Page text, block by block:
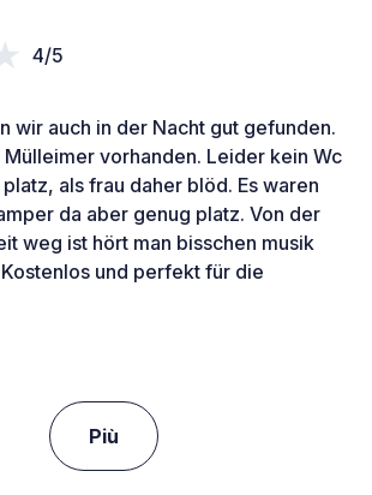
4/5
wir auch in der Nacht gut gefunden.
Mülleimer vorhanden. Leider kein Wc
als frau daher blöd. Es waren
da aber genug platz. Von der
weg ist hört man bisschen musik
und perfekt für die
Più